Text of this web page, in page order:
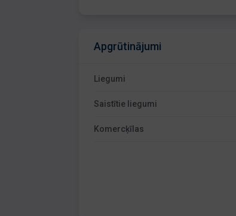
Apgrūtinājumi
Liegumi
Saistītie liegumi
Komercķīlas